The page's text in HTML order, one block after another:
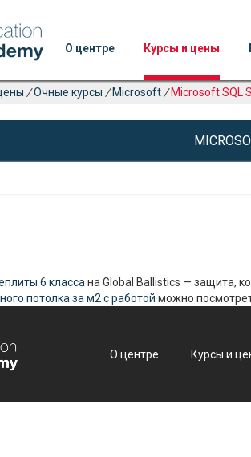
О центре Курсы и цены
/Очные курсы / Microsoft / Microsoft SQL
6 класса на Global Ballistics — защита,
потолка за м2 с работой можно
О центре Курсы и